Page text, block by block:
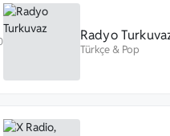
Radyo
Türkçe& Pop